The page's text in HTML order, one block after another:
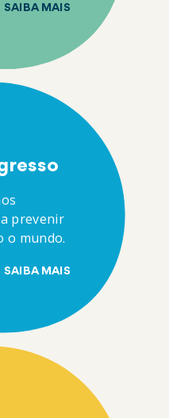
SAIBA MAIS
prevenir
o mundo.
SAIBA MAIS